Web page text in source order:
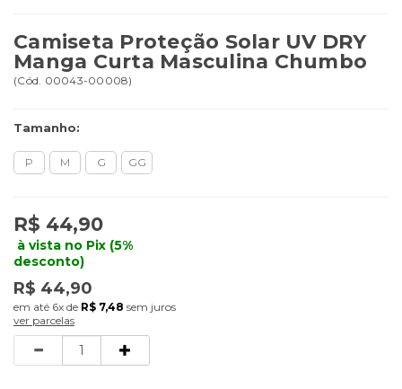
Camiseta Proteção Solar UV DRY
Manga Curta Masculina Chumbo
(Cód. 00043-00008)
Tamanho:
P M G GG
R$ 44,90
à vista no Pix (5%
desconto)
R$ 44,90
6x de R$ 7,48 sem juros
ver parcelas
Quantidade